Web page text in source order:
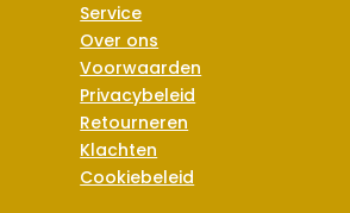
Service
Over ons
Voorwaarden
Privacybeleid
Retourneren
Klachten
Cookiebeleid